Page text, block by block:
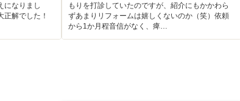
になりまし
解でした！
もりを打診していたのですが、紹介にもかかわら
ずあまりリフォームは嬉しくないのか（笑）依頼
から1か月程音信がなく、痺…